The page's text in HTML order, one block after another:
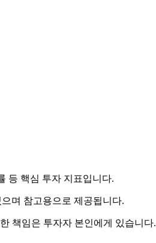
등 핵심 투자 지표입니다.
며 참고용으로 제공됩니다.
책임은 투자자 본인에게 있습니다.